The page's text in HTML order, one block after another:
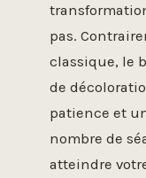
pas.
classique, le
de
patience et
nombre de
atteindre